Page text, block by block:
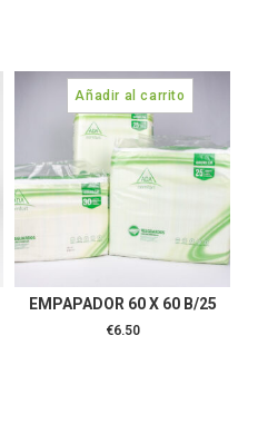
EMPAPADOR 60 X 60 B/25
€6.50